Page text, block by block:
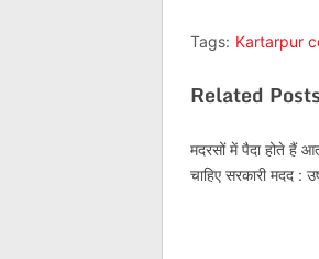
Tags: Kartarpur
Related Posts
मदरसों में पैदा होते हैं
चाहिए सरकारी मदद :